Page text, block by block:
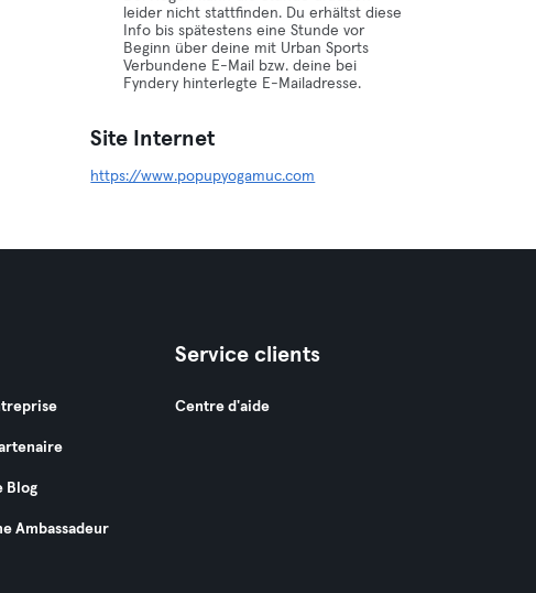
leider nicht stattfinden. Du erhältst diese
Info bis spätestens eine Stunde vor
Beginn über deine mit Urban Sports
Verbundene E-Mail bzw. deine bei
Fyndery hinterlegte E-Mailadresse.
Site Internet
https://www.popupyogamuc.com
Blog
Ambassadeur
Service clients
Centre d'aide